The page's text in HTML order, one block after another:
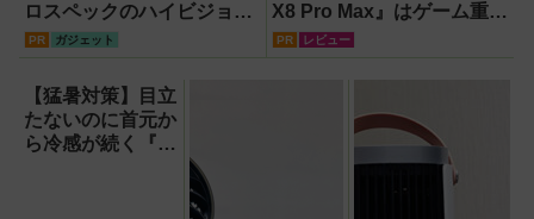
ロスペックのハイビジョン
レコーダー『HVE705-
PR ガジェット
X8 Pro Max』はゲーム重視
ならコスパ最強クラス！
PR レビュー
【猛暑対策】目立
たないのに首元か
ら冷感が続く『レ